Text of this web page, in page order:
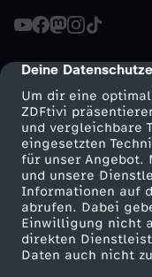
cmp-dialog-
Deine
Um dir eine
ZDFtivi
und vergleichbare
eingesetzten
für unser Angebot.
und unsere
Informationen auf
abrufen. Dabei
Einwilligung nicht
direkten
Daten auch nicht
t
t
e
r
-
D
Mehr ZDF
ZDF-Apps
Smart TV
ZDFtext